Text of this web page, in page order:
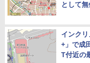
として無
インク
+」で成
T付近の